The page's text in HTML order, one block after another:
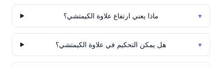
ماذا يعني ارتفاع علاوة الكيمتشي؟ ▾
هل يمكن التحكيم في علاوة الكيمتشي؟ ▾